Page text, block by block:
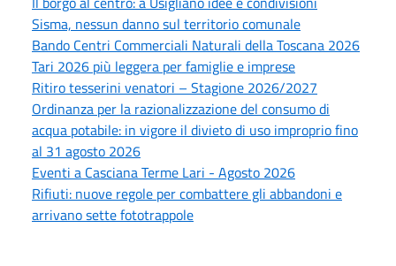
Sisma, nessun danno sul territorio comunale
Bando Centri Commerciali Naturali della Toscana 2026
Tari 2026 più leggera per famiglie e imprese
Ritiro tesserini venatori – Stagione 2026/2027
Ordinanza per la razionalizzazione del consumo di
acqua potabile: in vigore il divieto di uso improprio fino
al 31 agosto 2026
Eventi a Casciana Terme Lari - Agosto 2026
Rifiuti: nuove regole per combattere gli abbandoni e
arrivano sette fototrappole